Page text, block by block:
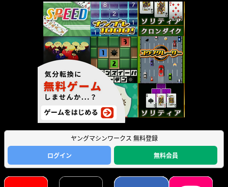
ヤングマシンワークス 無料登録
ログイン
無料会員